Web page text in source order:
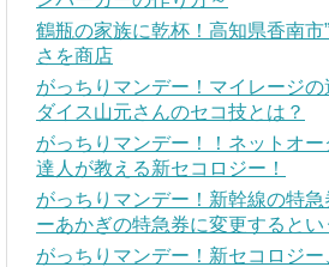
鶴瓶の家族に乾杯！高知県香南市
さを商店
がっちりマンデー！マイレージの
ダイス山元さんのセコ技とは？
がっちりマンデー！！ネットオ
達人が教える新セコロジー！
がっちりマンデー！新幹線の特急
ーあかぎの特急券に変更するとい
がっちりマンデー！新セコロジ